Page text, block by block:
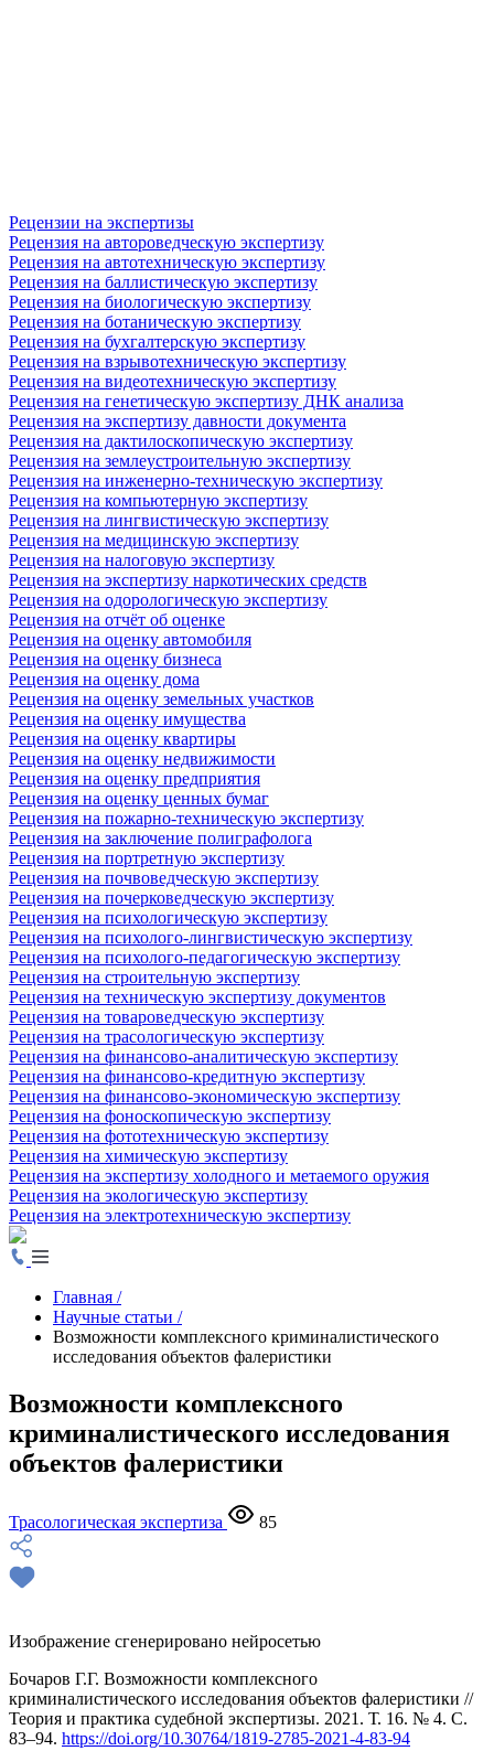
Рецензии на экспертизы
Рецензия на автороведческую экспертизу
Рецензия на автотехническую экспертизу
Рецензия на баллистическую экспертизу
Рецензия на биологическую экспертизу
Рецензия на ботаническую экспертизу
Рецензия на бухгалтерскую экспертизу
Рецензия на взрывотехническую экспертизу
Рецензия на видеотехническую экспертизу
Рецензия на генетическую экспертизу ДНК анализа
Рецензия на экспертизу давности документа
Рецензия на дактилоскопическую экспертизу
Рецензия на землеустроительную экспертизу
Рецензия на инженерно-техническую экспертизу
Рецензия на компьютерную экспертизу
Рецензия на лингвистическую экспертизу
Рецензия на медицинскую экспертизу
Рецензия на налоговую экспертизу
Рецензия на экспертизу наркотических средств
Рецензия на одорологическую экспертизу
Рецензия на отчёт об оценке
Рецензия на оценку автомобиля
Рецензия на оценку бизнеса
Рецензия на оценку дома
Рецензия на оценку земельных участков
Рецензия на оценку имущества
Рецензия на оценку квартиры
Рецензия на оценку недвижимости
Рецензия на оценку предприятия
Рецензия на оценку ценных бумаг
Рецензия на пожарно-техническую экспертизу
Рецензия на заключение полиграфолога
Рецензия на портретную экспертизу
Рецензия на почвоведческую экспертизу
Рецензия на почерковедческую экспертизу
Рецензия на психологическую экспертизу
Рецензия на психолого-лингвистическую экспертизу
Рецензия на психолого-педагогическую экспертизу
Рецензия на строительную экспертизу
Рецензия на техническую экспертизу документов
Рецензия на товароведческую экспертизу
Рецензия на трасологическую экспертизу
Рецензия на финансово-аналитическую экспертизу
Рецензия на финансово-кредитную экспертизу
Рецензия на финансово-экономическую экспертизу
Рецензия на фоноскопическую экспертизу
Рецензия на фототехническую экспертизу
Рецензия на химическую экспертизу
Рецензия на экспертизу холодного и метаемого оружия
Рецензия на экологическую экспертизу
Рецензия на электротехническую экспертизу
Главная /
Научные статьи /
Возможности комплексного криминалистического
исследования объектов фалеристики
Возможности комплексного
криминалистического исследования
объектов фалеристики
Трасологическая экспертиза 85
Изображение сгенерировано нейросетью
Бочаров Г.Г. Возможности комплексного
криминалистического исследования объектов фалеристики //
Теория и практика судебной экспертизы. 2021. Т. 16. № 4. С.
83–94. https://doi.org/10.30764/1819-2785-2021-4-83-94